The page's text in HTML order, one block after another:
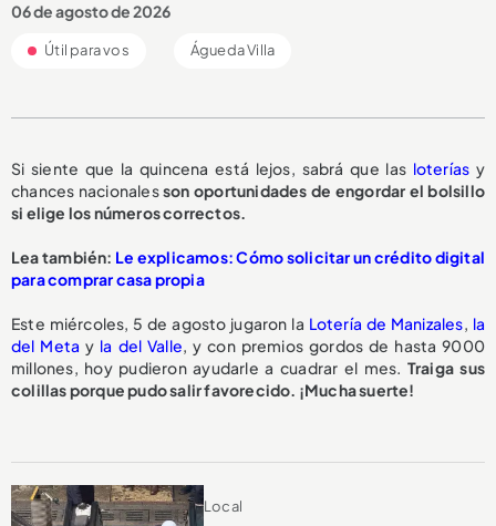
06 de agosto de 2026
Útil para vos Águeda Villa
Si siente que la quincena está lejos, sabrá que las loterías y
chances nacionalesson oportunidades de engordar el bolsillo
si elige los números correctos.
Lea también: Le explicamos: Cómo solicitar un crédito digital
para comprar casa propia
Este miércoles, 5 de agosto jugaron la Lotería de Manizales, la
del Meta y la del Valle, y con premios gordos de hasta 9000
millones, hoy pudieron ayudarle a cuadrar el mes. Traiga sus
colillas porque pudo salir favorecido. ¡Mucha suerte!
Local